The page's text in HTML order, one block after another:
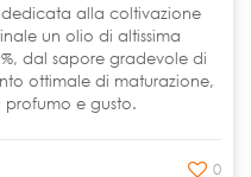
alla coltivazione
un olio di altissima
dal sapore gradevole di
ottimale di maturazione,
e gusto.
0